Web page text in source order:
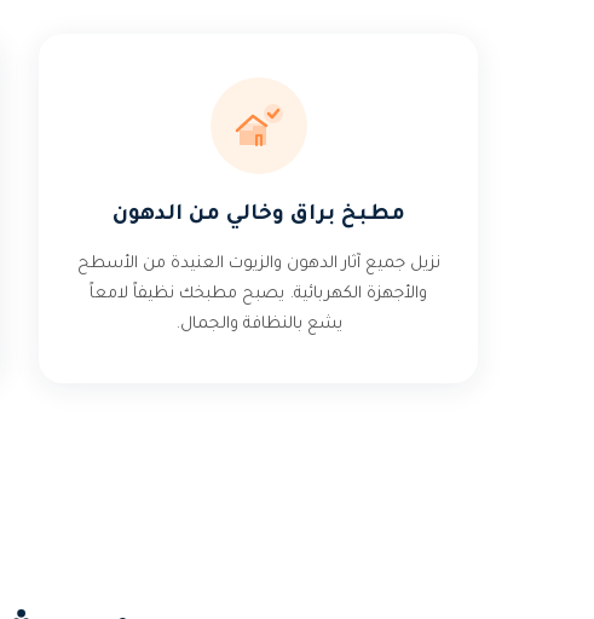
مطبخ براق وخالي من الدهون
نزيل جميع آثار الدهون والزيوت العنيدة من الأسطح
والأجهزة الكهربائية. يصبح مطبخك نظيفاً لامعاً
يشع بالنظافة والجمال.